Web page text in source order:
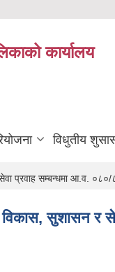
कार्यालय
विधुतीय
सम्बन्धमा आ.व. ०८०/
सुशासन र